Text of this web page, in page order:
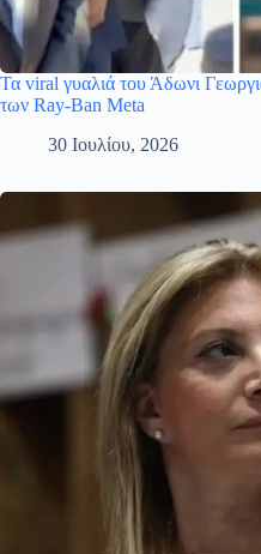
Τα viral γυαλιά του Άδωνι
των Ray-Ban Meta
30 Ιουλίου, 2026